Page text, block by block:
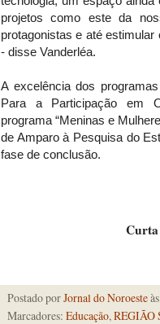
projetos como este da
protagonistas e até
- disse Vanderléa.
A excelência dos
Para a Participação em
programa “Meninas e
de Amparo à Pesquisa do
fase de conclusão.
Curta
Postado porJornal do Noroesteàs
Marcadores: Educação, REGIÃO